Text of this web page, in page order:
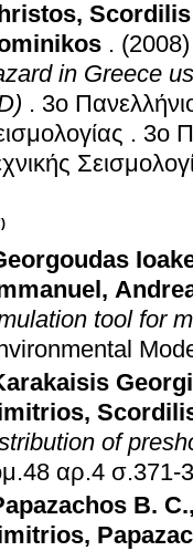
,
. (2008)
in Greece
. 3o
. 3o
,
tool for
,
of
τόμ.48 αρ.4
B. C.
,